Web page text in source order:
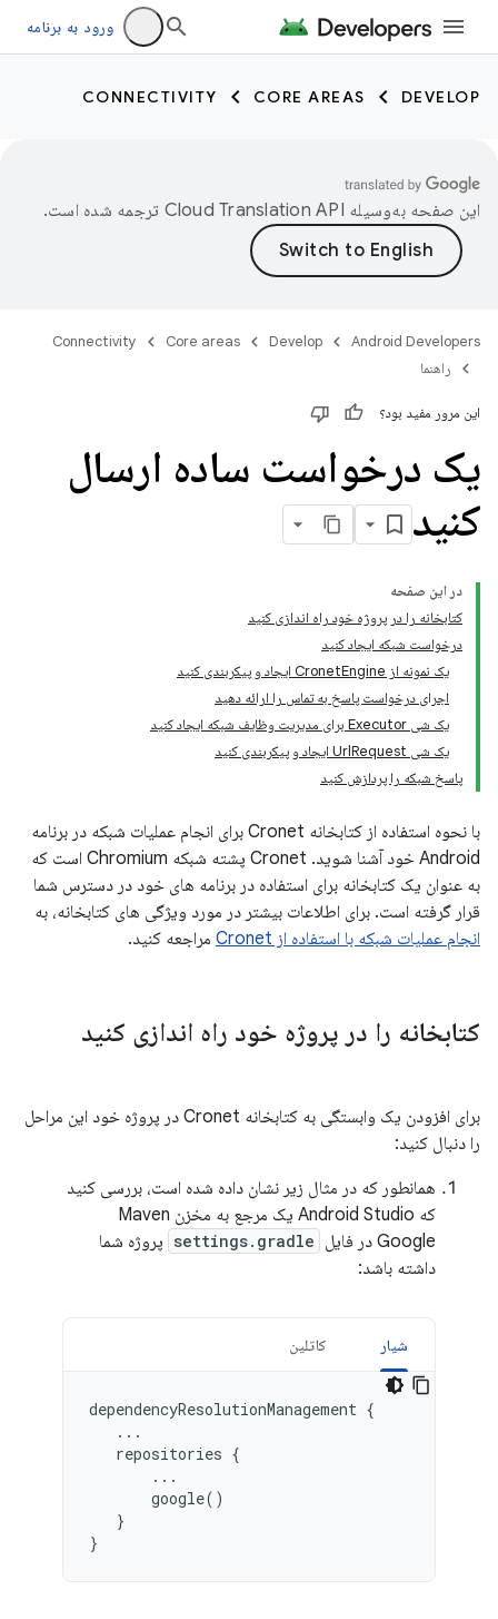
ورود به برنامه
DEVELOP
CORE AREAS
CONNECTIVITY
این صفحه به‌وسیله ترجمه شده است.
Android Developers
Develop
Core areas
Connectivity
راهنما
این مرور مفید بود؟
یک درخواست ساده ارسال
کنید
در این صفحه
کتابخانه را در پروژه خود راه اندازی کنید
درخواست شبکه ایجاد کنید
یک نمونه از CronetEngine ایجاد و پیکربندی کنید
اجرای درخواست پاسخ به تماس را ارائه دهید
یک شی Executor برای مدیریت وظایف شبکه ایجاد کنید
یک شی UrlRequest ایجاد و پیکربندی کنید
پاسخ شبکه را پردازش کنید
با نحوه استفاده از کتابخانه Cronet برای انجام عملیات شبکه در برنامه
Android خود آشنا شوید. Cronet پشته شبکه Chromium است که
به عنوان یک کتابخانه برای استفاده در برنامه های خود در دسترس شما
قرار گرفته است. برای اطلاعات بیشتر در مورد ویژگی های کتابخانه، به
انجام عملیات شبکه با استفاده از Cronet
مراجعه کنید.
کتابخانه را در پروژه خود راه اندازی کنید
برای افزودن یک وابستگی به کتابخانه Cronet در پروژه خود این مراحل
را دنبال کنید:
همانطور که در مثال زیر نشان داده شده است، بررسی کنید
که Android Studio یک مرجع به مخزن Maven
Google در فایل
settings.gradle پروژه شما
داشته باشد:
شیار کاتلین
dependencyResolutionManagement {
...
repositories {
...
google()
}
}